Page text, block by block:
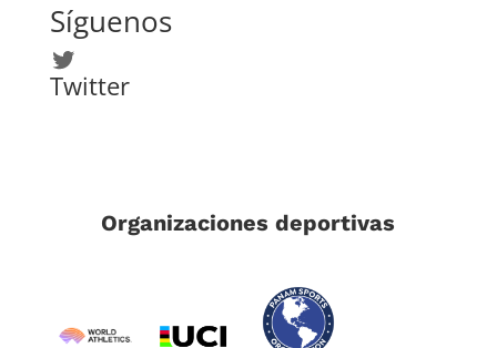
Síguenos
Twitter
Twitter
Organizaciones deportivas